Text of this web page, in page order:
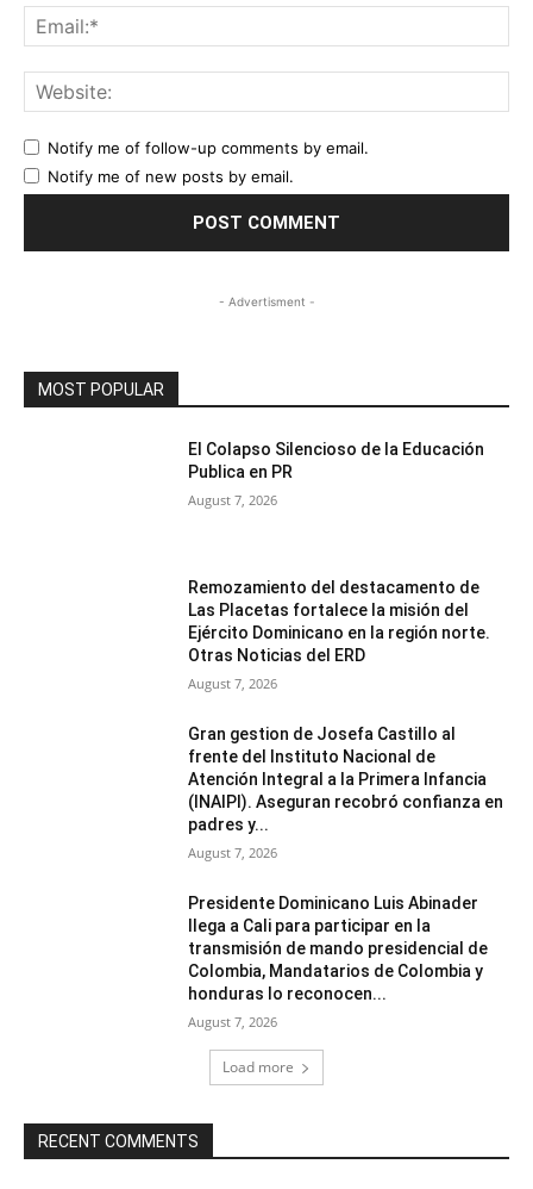
Notify me of follow-up comments by email.
Notify me of new posts by email.
- Advertisment -
MOST POPULAR
El Colapso Silencioso de la Educación
Publica en PR
August 7, 2026
Remozamiento del destacamento de
Las Placetas fortalece la misión del
Ejército Dominicano en la región norte.
Otras Noticias del ERD
August 7, 2026
Gran gestion de Josefa Castillo al
frente del Instituto Nacional de
Atención Integral a la Primera Infancia
(INAIPI). Aseguran recobró confianza en
padres y...
August 7, 2026
Presidente Dominicano Luis Abinader
llega a Cali para participar en la
transmisión de mando presidencial de
Colombia, Mandatarios de Colombia y
honduras lo reconocen...
August 7, 2026
Load more
RECENT COMMENTS